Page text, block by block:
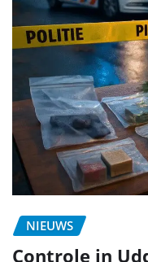
NIEUWS
Controle in